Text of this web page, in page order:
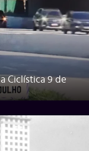
Ciclística 9 de